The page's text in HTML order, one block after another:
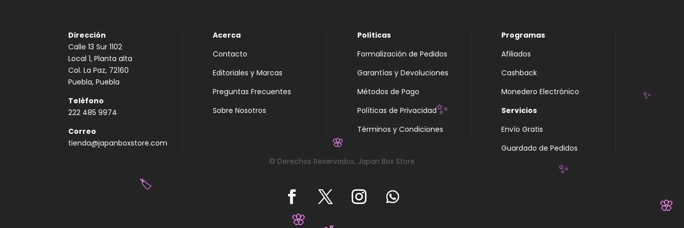
Dirección
Calle 13 Sur 1102
Local 1, Planta alta
Col. La Paz, 72160
Puebla, Puebla
Teléfono
222 485 9974
Correo
tienda@japanboxstore.com
Acerca
Contacto
Editoriales y Marcas
Preguntas Frecuentes
Sobre Nosotros
Políticas
Formalización de Pedidos
Garantías y Devoluciones
Métodos de Pago
Políticas de Privacidad
Términos y Condiciones
Programas
Afiliados
Cashback
Monedero Electrónico
Servicios
Envío Gratis
Guardado de Pedidos
© Derechos Reservados, Japan Box Store
✨
🌸